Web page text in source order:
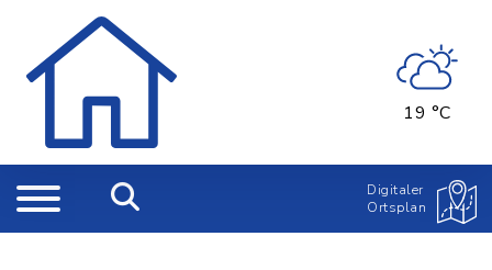
19 °C
Digitaler
Ortsplan